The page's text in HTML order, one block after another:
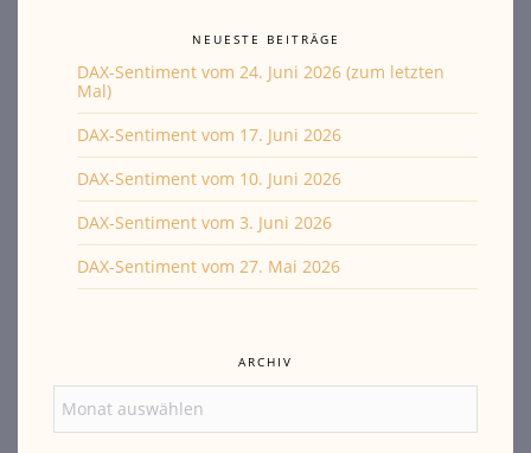
NEUESTE BEITRÄGE
DAX-Sentiment vom 24. Juni 2026 (zum letzten
Mal)
DAX-Sentiment vom 17. Juni 2026
DAX-Sentiment vom 10. Juni 2026
DAX-Sentiment vom 3. Juni 2026
DAX-Sentiment vom 27. Mai 2026
ARCHIV